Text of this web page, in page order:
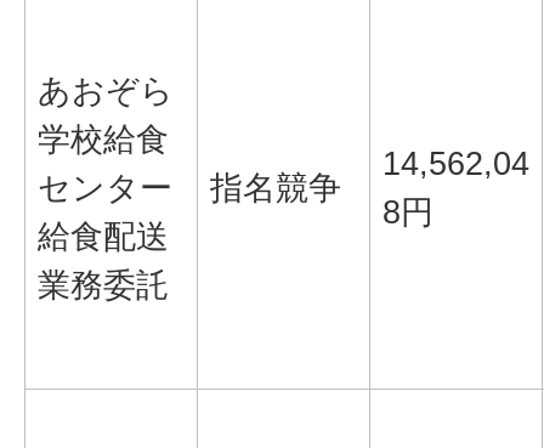
あおぞら
学校給食
センター
給食配送
業務委託
指名競争
14,562,04
8円